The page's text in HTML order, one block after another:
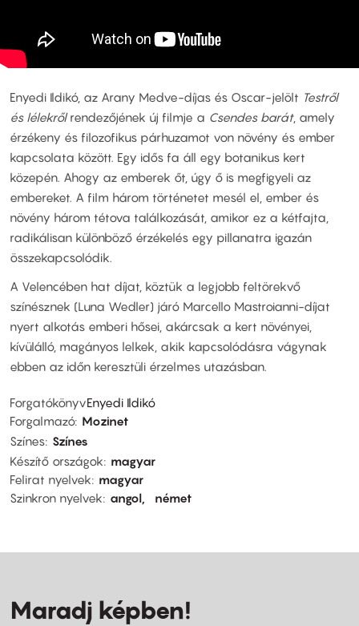
Enyedi Ildikó, az Arany Medve-díjas és Oscar-jelölt Testről
és lélekrőlrendezőjének új filmje a Csendes barát, amely
érzékeny és filozofikus párhuzamot von növény és ember
kapcsolata között. Egy idős fa áll egy botanikus kert
közepén. Ahogy az emberek őt, úgy ő is megfigyeli az
embereket. A film három történetet mesél el, ember és
növény három tétova találkozását, amikor ez a kétfajta,
radikálisan különböző érzékelés egy pillanatra igazán
összekapcsolódik.
A Velencében hat díjat, köztük a legjobb feltörekvő
színésznek (Luna Wedler) járó Marcello Mastroianni-díjat
nyert alkotás emberi hősei, akárcsak a kert növényei,
kívülálló, magányos lelkek, akik kapcsolódásra vágynak
ebben az időn keresztüli érzelmes utazásban.
ForgatókönyvEnyedi Ildikó
Forgalmazó Mozinet
Színes Színes
Készítő országok
magyar
Felirat nyelvek
magyar
Szinkron nyelvek
angol német
Maradj képben!